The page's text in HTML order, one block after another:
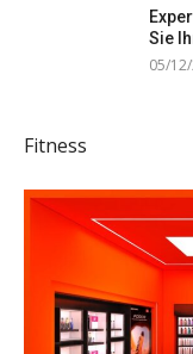
Sie
05/
Fitness